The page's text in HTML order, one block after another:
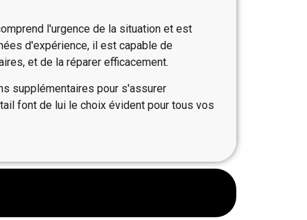
l'urgence de la situation et est
d'expérience, il est capable de
et de la réparer efficacement.
supplémentaires pour s'assurer
font de lui le choix évident pour tous vos